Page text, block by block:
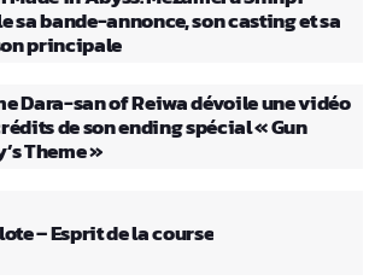
sa bande-annonce, son casting et sa
principale
Dara-san of Reiwa dévoile une vidéo
de son ending spécial « Gun
Theme »
– Esprit de la course